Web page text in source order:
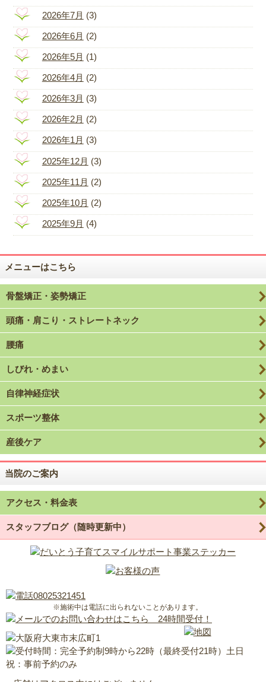
2026年7月 (3)
2026年6月 (2)
2026年5月 (1)
2026年4月 (2)
2026年3月 (3)
2026年2月 (2)
2026年1月 (3)
2025年12月 (3)
2025年11月 (2)
2025年10月 (2)
2025年9月 (4)
メニューはこちら
骨盤矯正・姿勢矯正
頭痛・肩こり・ストレートネック
腰痛
しびれ・めまい
自律神経症状
スポーツ整体
産後ケア
当院のご案内
アクセス・料金表
スタッフブログ（随時更新中）
※施術中は電話に出られないことがあります。